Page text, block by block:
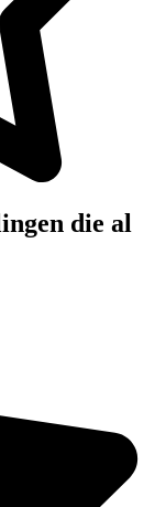
die al